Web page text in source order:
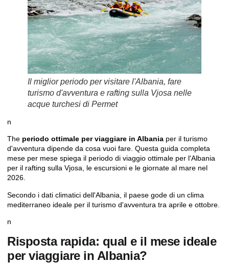
Il miglior periodo per visitare l'Albania, fare
turismo d'avventura e rafting sulla Vjosa nelle
acque turchesi di Permet
n
The periodo ottimale per viaggiare in Albania per il turismo
d'avventura dipende da cosa vuoi fare. Questa guida completa
mese per mese spiega il periodo di viaggio ottimale per l'Albania
per il rafting sulla Vjosa, le escursioni e le giornate al mare nel
2026.
Secondo i dati climatici dell'Albania , il paese gode di un clima
mediterraneo ideale per il turismo d'avventura tra aprile e ottobre.
n
Risposta rapida: qual e il mese ideale
per viaggiare in Albania?